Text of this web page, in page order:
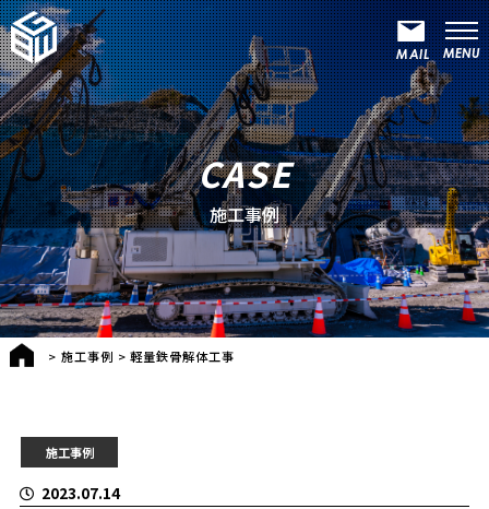
CASE
施工事例
>施工事例 >軽量鉄骨解体工事
施工事例
2023.07.14